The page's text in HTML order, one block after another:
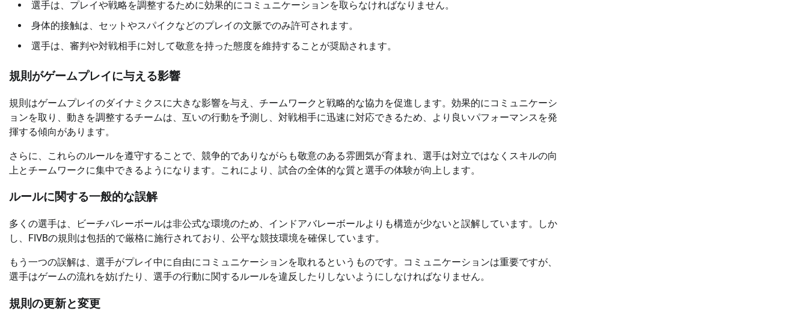
選手は、プレイや戦略を調整するために効果的にコミュニケーションを取らなければなりません。
身体的接触は、セットやスパイクなどのプレイの文脈でのみ許可されます。
選手は、審判や対戦相手に対して敬意を持った態度を維持することが奨励されます。
規則がゲームプレイに与える影響
規則はゲームプレイのダイナミクスに大きな影響を与え、チームワークと戦略的な協力を促進します。効果的にコミュニケーシ
ョンを取り、動きを調整するチームは、互いの行動を予測し、対戦相手に迅速に対応できるため、より良いパフォーマンスを発
揮する傾向があります。
さらに、これらのルールを遵守することで、競争的でありながらも敬意のある雰囲気が育まれ、選手は対立ではなくスキルの向
上とチームワークに集中できるようになります。これにより、試合の全体的な質と選手の体験が向上します。
ルールに関する一般的な誤解
多くの選手は、ビーチバレーボールは非公式な環境のため、インドアバレーボールよりも構造が少ないと誤解しています。しか
し、FIVBの規則は包括的で厳格に施行されており、公平な競技環境を確保しています。
もう一つの誤解は、選手がプレイ中に自由にコミュニケーションを取れるというものです。コミュニケーションは重要ですが、
選手はゲームの流れを妨げたり、選手の行動に関するルールを違反したりしないようにしなければなりません。
規則の更新と変更